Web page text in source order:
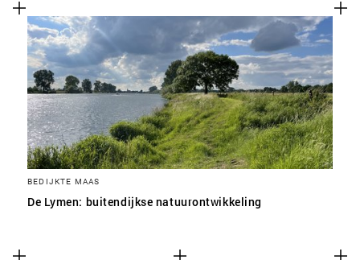
BEDIJKTE MAAS
De Lymen: buitendijkse natuurontwikkeling
SLA VOORKEUREN OP